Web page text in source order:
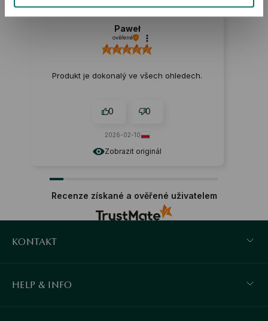
Zobrazit originál
Paweł
ověřené
Produkt je dokonalý ve všech ohledech.
0 0
2026-02-10
Recenze získané a ověřené uživatelem
KONTAKT
HELP & INFO